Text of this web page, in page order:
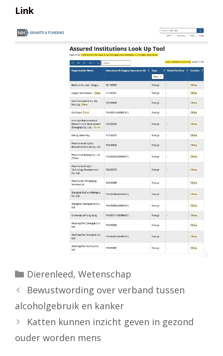
Link
Categorieën
Dierenleed, Wetenschap
Bewustwording over verband tussen
alcoholgebruik en kanker
Katten kunnen inzicht geven in gezond
ouder worden mens